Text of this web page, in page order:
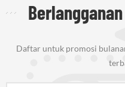
Daftar untuk promosi